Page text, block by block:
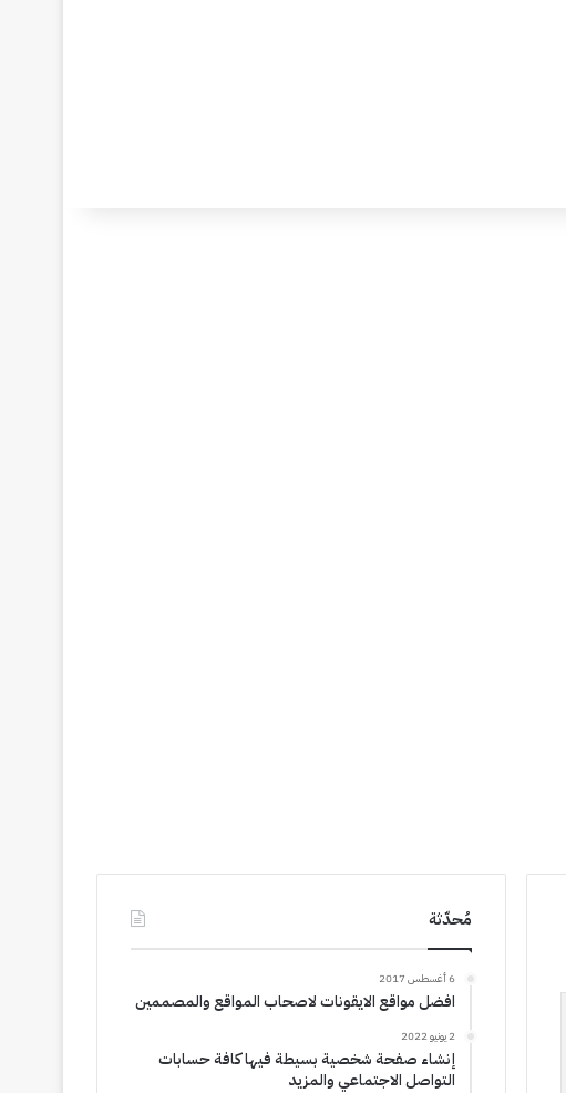
مُحدّثة
6 أغسطس 2017
افضل مواقع الايقونات لاصحاب المواقع والمصممين
2 يونيو 2022
إنشاء صفحة شخصية بسيطة فيها كافة حسابات
التواصل الاجتماعي والمزيد